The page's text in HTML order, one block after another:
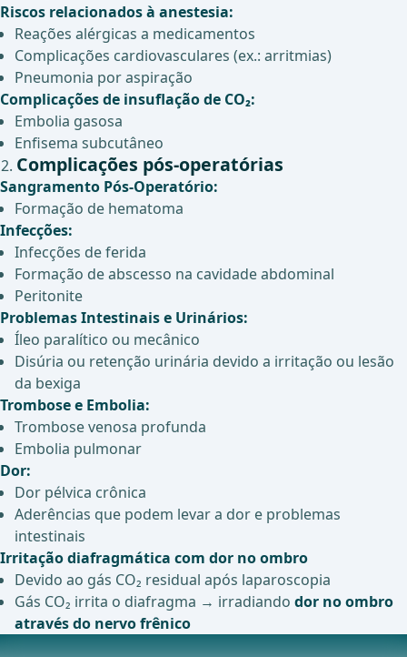
Riscos relacionados à anestesia:
Reações alérgicas a medicamentos
Complicações cardiovasculares (ex.: arritmias)
Pneumonia por aspiração
Complicações de insuflação de CO₂:
Embolia gasosa
Enfisema subcutâneo
Complicações pós-operatórias
Sangramento Pós-Operatório:
Formação de hematoma
Infecções:
Infecções de ferida
Formação de abscesso na cavidade abdominal
Peritonite
Problemas Intestinais e Urinários:
Íleo paralítico ou mecânico
Disúria ou retenção urinária devido a irritação ou lesão
da bexiga
Trombose e Embolia:
Trombose venosa profunda
Embolia pulmonar
Dor:
Dor pélvica crônica
Aderências que podem levar a dor e problemas
intestinais
Irritação diafragmática com dor no ombro
Devido ao gás CO₂ residual após laparoscopia
Gás CO₂ irrita o diafragma → irradiando dor no ombro
através do nervo frênico
Consequências a longo prazo